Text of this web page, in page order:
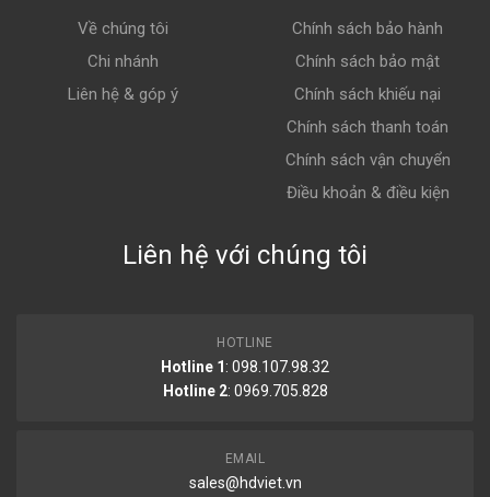
Về chúng tôi
Chi nhánh
Liên hệ & góp ý
Chính sách bảo hành
Chính sách bảo mật
Chính sách khiếu nại
Chính sách thanh toán
Chính sách vận chuyển
Điều khoản & điều kiện
Liên hệ với chúng tôi
HOTLINE
Hotline 1 : 098.107.98.32
Hotline 2: 0969.705.828
EMAIL
sales@hdviet.vn